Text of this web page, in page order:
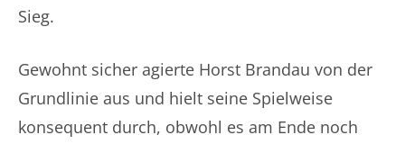
Sieg.
Gewohnt sicher agierte Horst Brandau von der
Grundlinie aus und hielt seine Spielweise
konsequent durch, obwohl es am Ende noch